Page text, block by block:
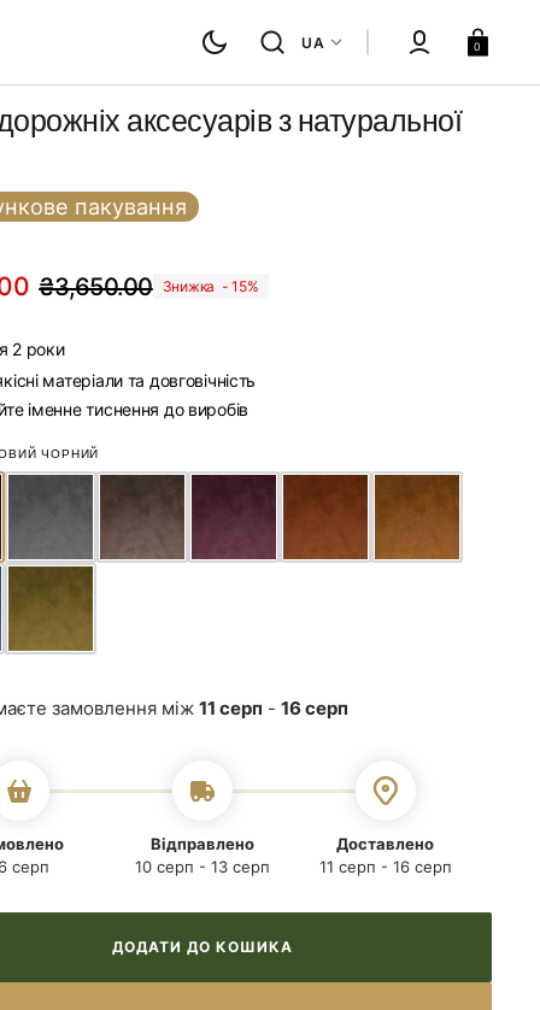
UA Кошик
0
аксесуарів з натуральної
пакування
Звичайна
ціна
₴3,650.00 Знижка -15%
2 роки
матеріали та довговічність
іменне тиснення до виробів
ЧОРНИЙ
замовлення між 11 серп - 16 серп
серп
Відправлено
10 серп - 13 серп
Доставлено
11 серп - 16 серп
ДОДАТИ ДО КОШИКА